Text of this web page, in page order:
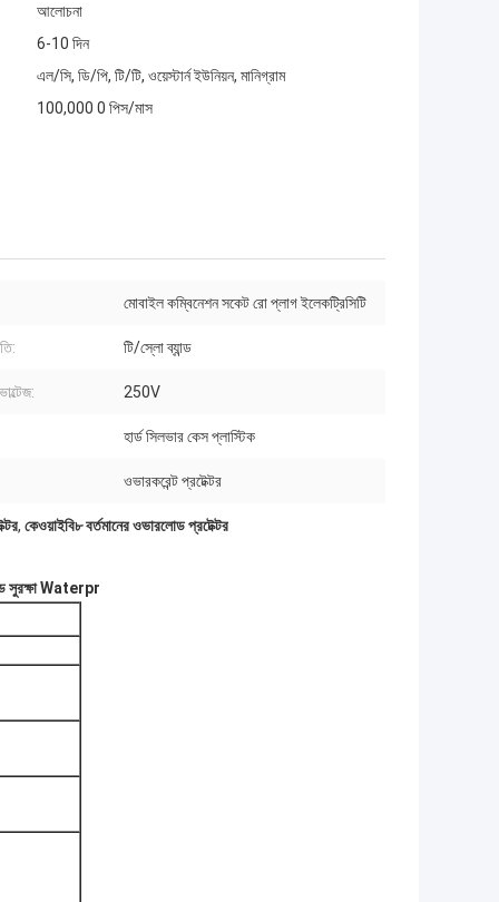
আলোচনা
6-10 দিন
এল/সি, ডি/পি, টি/টি, ওয়েস্টার্ন ইউনিয়ন, মানিগ্রাম
100,000 0 পিস/মাস
মোবাইল কম্বিনেশন সকেট রো প্লাগ ইলেকট্রিসিটি
টি/স্লো ব্যান্ড
250V
হার্ড সিলভার কেস প্লাস্টিক
ওভারকরেন্ট প্রটেক্টর
, কেওয়াইবি৮ বর্তমানের ওভারলোড প্রটেক্টর
সুরক্ষা Waterpr